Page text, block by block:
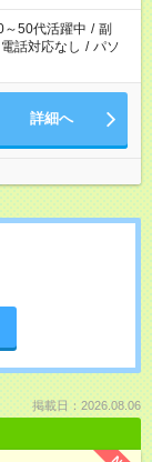
～50代活躍中 / 副
電話対応なし / パソ
詳細へ
掲載日：2026.08.06